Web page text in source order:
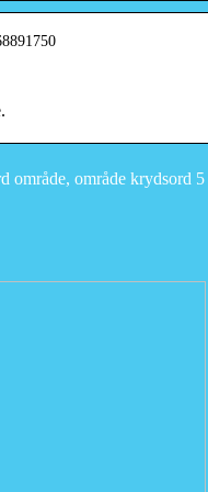
område, område krydsord 5